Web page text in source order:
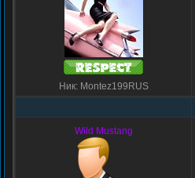
Ник: Montez199RUS
Wild Mustang